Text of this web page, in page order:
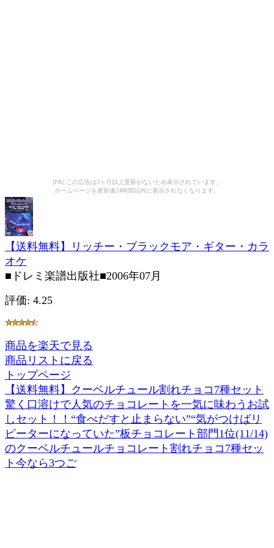
[PR] この広告は3ヶ月以上更新がないため表示されています。
ホームページを更新後24時間以内に表示されなくなります。
【送料無料】リッチー・ブラックモア・ギター・カラ
オケ
■ドレミ楽譜出版社■2006年07月
評価: 4.25
商品を楽天で見る
商品リストに戻る
トップページ
【送料無料】クーベルチュール割れチョコ7種セット
驚く口溶けで人気のチョコレートを一気に味わうお試
しセット！！“食べだすと止まらない”“気がつけばリ
ピーターになっていた”板チョコレート部門1位(11/14)
のクーベルチュールチョコレート割れチョコ7種セッ
ト今なら3つご